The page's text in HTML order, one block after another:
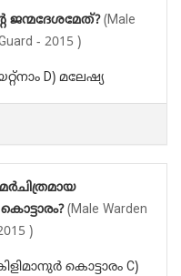
ജന്മദേശമേത്?(Male
- 2015 )
D) മലേഷ്യ
(Male Warden
)
കൊട്ടാരം C)